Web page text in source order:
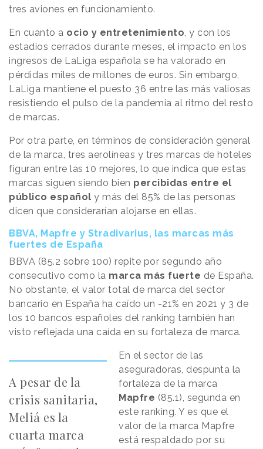
tres aviones en funcionamiento.
En cuanto a ocio y entretenimiento, y con los
estadios cerrados durante meses, el impacto en los
ingresos de LaLiga española se ha valorado en
pérdidas miles de millones de euros. Sin embargo,
LaLiga mantiene el puesto 36 entre las más valiosas
resistiendo el pulso de la pandemia al ritmo del resto
de marcas.
Por otra parte, en términos de consideración general
de la marca, tres aerolíneas y tres marcas de hoteles
figuran entre las 10 mejores, lo que indica que estas
marcas siguen siendo bien percibidas entre el
público español y más del 85% de las personas
dicen que considerarían alojarse en ellas.
BBVA, Mapfre y Stradivarius, las marcas más
fuertes de España
BBVA (85.2 sobre 100) repite por segundo año
consecutivo como la marca más fuerte de España.
No obstante, el valor total de marca del sector
bancario en España ha caído un -21% en 2021 y 3 de
los 10 bancos españoles del ranking también han
visto reflejada una caída en su fortaleza de marca.
A pesar de la
crisis sanitaria,
Meliá es la
cuarta marca
En el sector de las
aseguradoras, despunta la
fortaleza de la marca
Mapfre (85.1), segunda en
este ranking. Y es que el
valor de la marca Mapfre
está respaldado por su